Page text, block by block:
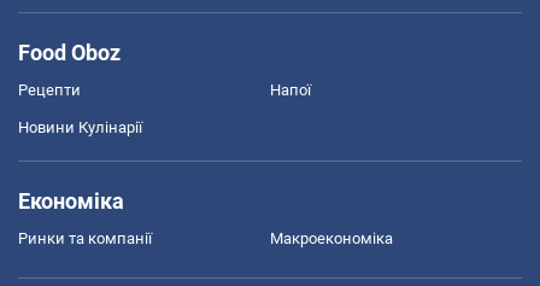
Food Oboz
Рецепти Напої
Новини Кулінарії
Економіка
Ринки та компанії Макроекономіка